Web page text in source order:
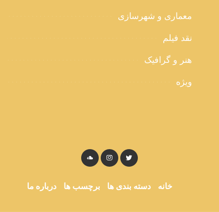
معماری و شهرسازی
نقد فیلم
هنر و گرافیک
ویژه
خانه دسته بندی ها برچسب ها درباره ما